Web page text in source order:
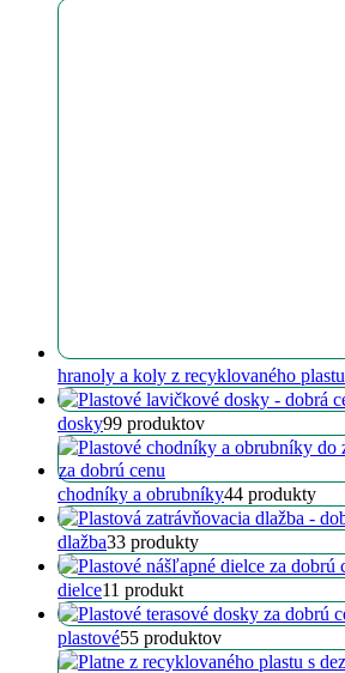
hranoly a koly z recyklovaného plastu
dosky99 produktov
chodníky a obrubníky44 produkty
dlažba33 produkty
dielce11 produkt
plastové55 produktov